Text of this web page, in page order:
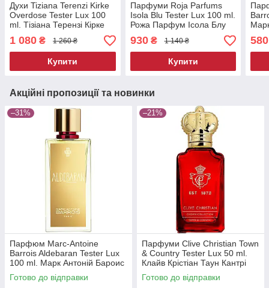
Духи Tiziana Terenzi Kirke
Overdose Tester Lux 100
ml. Тізіана Терензі Кірке
Овердоза Тестер люк 100
мл.
1 080 ₴ 1 260 ₴
Купити
Парфуми Roja Parfums
Isola Blu Tester Lux 100 ml.
Рожа Парфум Ісола Блу
Тестер Люкс 100 мл.
930₴ 1 140 ₴
Купити
580
Акційні пропозиції та новинки
–31%
Парфюм Marc-Antoine
Barrois Aldebaran Tester Lux
100 ml. Марк Антоній Бароис
Альдебаран Тестер Люкс 100
мл.
Готово до відправки
–21%
Парфуми Clive Christian Town
& Country Tester Lux 50 ml.
Клайв Крістіан Таун Кантрі
Тестер Люкс 50 мл.
Готово до відправки